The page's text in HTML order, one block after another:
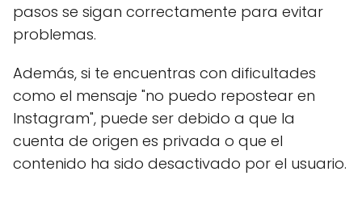
pasos se sigan correctamente para evitar
problemas.
Además, si te encuentras con dificultades
como el mensaje "no puedo repostear en
Instagram", puede ser debido a que la
cuenta de origen es privada o que el
contenido ha sido desactivado por el usuario.